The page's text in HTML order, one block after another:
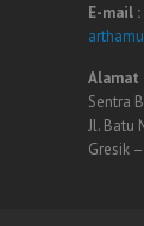
E-mail :
Alamat
Sentra
Jl. Batu
Gresik